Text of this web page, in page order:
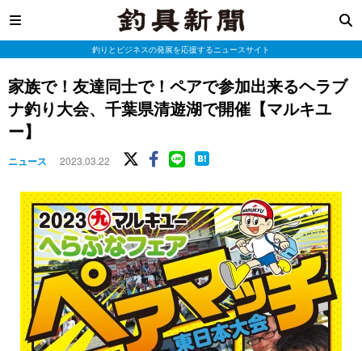
釣りとビジネスの発展を応援するニュースサイト
家族で！友達同士で！ペアで参加出来るヘラブ
ナ釣り大会、千葉県清遊湖で開催【マルキユ
ー】
ニュース 2023.03.22